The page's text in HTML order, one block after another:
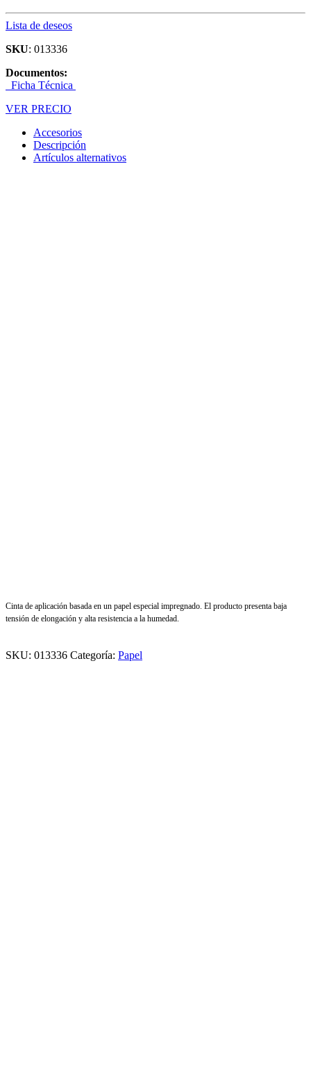
Lista de deseos
SKU: 013336
Documentos:
Ficha Técnica
VER PRECIO
Accesorios
Descripción
Artículos alternativos
Cinta de aplicación basada en un papel especial impregnado. El producto presenta baja
tensión de elongación y alta resistencia a la humedad.
SKU: 013336 Categoría: Papel